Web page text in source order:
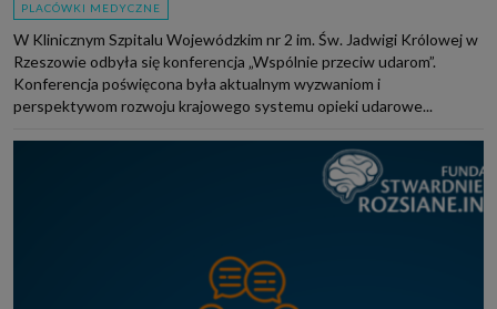
PLACÓWKI MEDYCZNE
W Klinicznym Szpitalu Wojewódzkim nr 2 im. Św. Jadwigi Królowej w
Rzeszowie odbyła się konferencja „Wspólnie przeciw udarom”.
Konferencja poświęcona była aktualnym wyzwaniom i
perspektywom rozwoju krajowego systemu opieki udarowe...